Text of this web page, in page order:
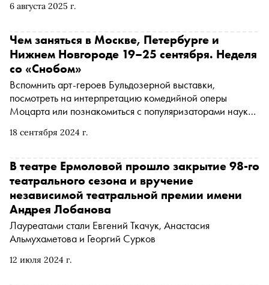
6 августа 2025 г.
нас с его фотографий. Владимир Высоцкий, Алиса
Смоктуновский — кажется, не было звезды театра и
кино, музыканта или дирижера, который не оказался бы
в его объективе
18 сентября 2024 г.
Чем заняться в Москве, Петербурге и
Нижнем Новгороде 19–25 сентября. Неделя
со «Снобом»
Вспомнить арт-героев Бульдозерной выставки,
посмотреть на интерпретацию комедийной оперы
Моцарта или познакомиться с популяризаторами науки.
ближайшей неделе
12 июля 2024 г.
В театре Ермоловой прошло закрытие 98-го
театрального сезона и вручение
независимой театральной премии имени
Андрея Лобанова
Лауреатами стали Евгений Ткачук, Анастасия
Альмухаметова и Георгий Сурков